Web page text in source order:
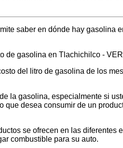
saber en dónde hay
de gasolina en Tlachichilco -
del litro de gasolina de los
la gasolina, especialmente si
que desea consumir de un
se ofrecen en las
combustible para su auto.